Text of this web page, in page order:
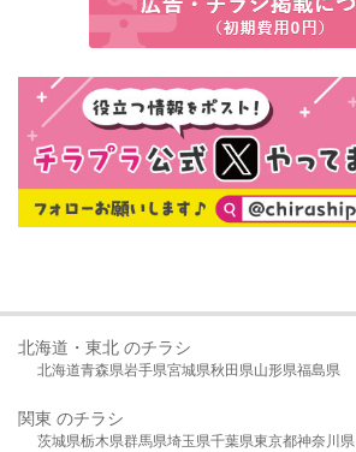
北海道・東北 のチラシ
北海道青森県岩手県宮城県秋田県山形県福島県
関東 のチラシ
茨城県栃木県群馬県埼玉県千葉県東京都神奈川県